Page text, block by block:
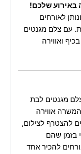
באירוע שלכם!
לאורחים
עם צלם מגנטים
ואווירה
מגנטים לבת
אווירה
להצטרף לצילום,
בזמן שהם
להכיר אחד